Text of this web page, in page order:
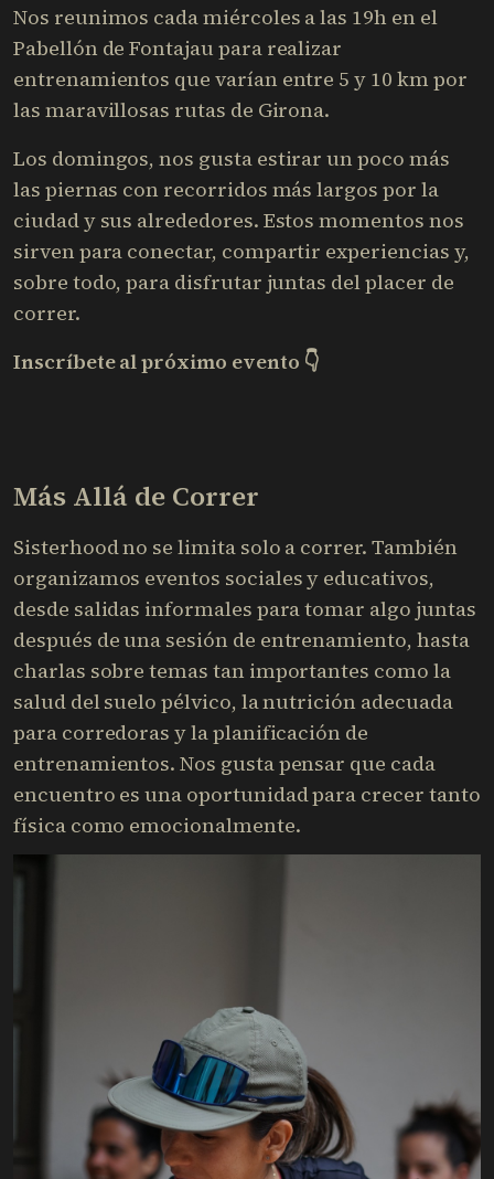
Nos reunimos cada miércoles a las 19h en el
Pabellón de Fontajau para realizar
entrenamientos que varían entre 5 y 10 km por
las maravillosas rutas de Girona.
Los domingos, nos gusta estirar un poco más
las piernas con recorridos más largos por la
ciudad y sus alrededores. Estos momentos nos
sirven para conectar, compartir experiencias y,
sobre todo, para disfrutar juntas del placer de
correr.
Inscríbete al próximo evento 👇
Más Allá de Correr
Sisterhood no se limita solo a correr. También
organizamos eventos sociales y educativos,
desde salidas informales para tomar algo juntas
después de una sesión de entrenamiento, hasta
charlas sobre temas tan importantes como la
salud del suelo pélvico, la nutrición adecuada
para corredoras y la planificación de
entrenamientos. Nos gusta pensar que cada
encuentro es una oportunidad para crecer tanto
física como emocionalmente.